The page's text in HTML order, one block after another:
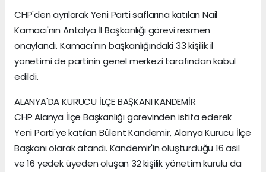
CHP'den ayrılarak Yeni Parti saflarına katılan Nail
Kamacı'nın Antalya İl Başkanlığı görevi resmen
onaylandı. Kamacı'nın başkanlığındaki 33 kişilik il
yönetimi de partinin genel merkezi tarafından kabul
edildi.
ALANYA'DA KURUCU İLÇE BAŞKANI KANDEMİR
CHP Alanya İlçe Başkanlığı görevinden istifa ederek
Yeni Parti'ye katılan Bülent Kandemir, Alanya Kurucu İlçe
Başkanı olarak atandı. Kandemir'in oluşturduğu 16 asil
ve 16 yedek üyeden oluşan 32 kişilik yönetim kurulu da